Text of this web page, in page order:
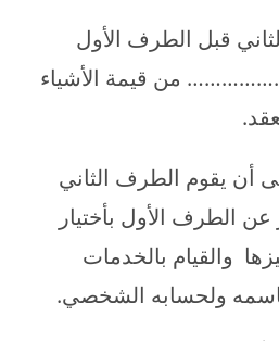
قبل الطرف الأول
من قيمة الأشياء
أن يقوم الطرف الثاني
الطرف الأول بأختيار
والقيام بالخدمات
ولحسابه الشخصي.